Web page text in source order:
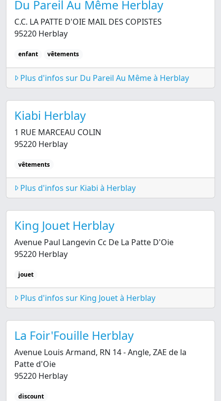
Du Pareil Au Même Herblay
C.C. LA PATTE D'OIE MAIL DES COPISTES
95220 Herblay
enfant vêtements
Plus d'infos sur Du Pareil Au Même à Herblay
Kiabi Herblay
1 RUE MARCEAU COLIN
95220 Herblay
vêtements
Plus d'infos sur Kiabi à Herblay
King Jouet Herblay
Avenue Paul Langevin Cc De La Patte D'Oie
95220 Herblay
jouet
Plus d'infos sur King Jouet à Herblay
La Foir'Fouille Herblay
Avenue Louis Armand, RN 14 - Angle, ZAE de la
Patte d'Oie
95220 Herblay
discount